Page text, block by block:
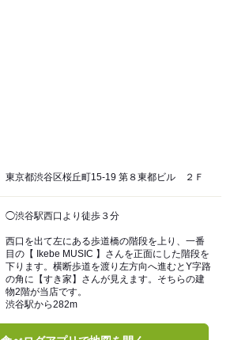
東京都渋谷区桜丘町15-19 第８東都ビル ２Ｆ
◯渋谷駅西口より徒歩３分
西口を出て左にある歩道橋の階段を上り、一番
目の【 Ikebe MUSIC 】さんを正面にした階段を
下ります。横断歩道を渡り左方向へ進むとY字路
の角に【すき家】さんが見えます。そちらの建
物2階が当店です。
渋谷駅から282m